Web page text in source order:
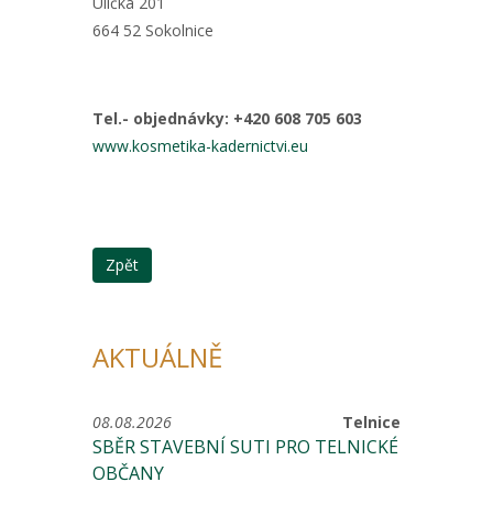
664 52 Sokolnice
Tel.- objednávky: +420 608 705 603
www.kosmetika-kadernictvi.eu
Zpět
AKTUÁLNĚ
Telnice
08.08.2026
SBĚR STAVEBNÍ SUTI PRO TELNICKÉ
OBČANY